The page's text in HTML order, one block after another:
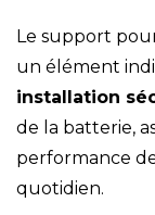
Le support
un élément
installation
de la batterie,
performance
quotidien.